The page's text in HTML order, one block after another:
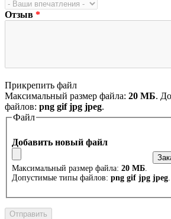
Отзыв *
Прикрепить файл
Максимальный размер файла: 20 МБ.
файлов: png gif jpg jpeg.
Файл
Добавить новый файл
Максимальный размер файла: 20 МБ
Допустимые типы файлов: png gif jpg jpeg